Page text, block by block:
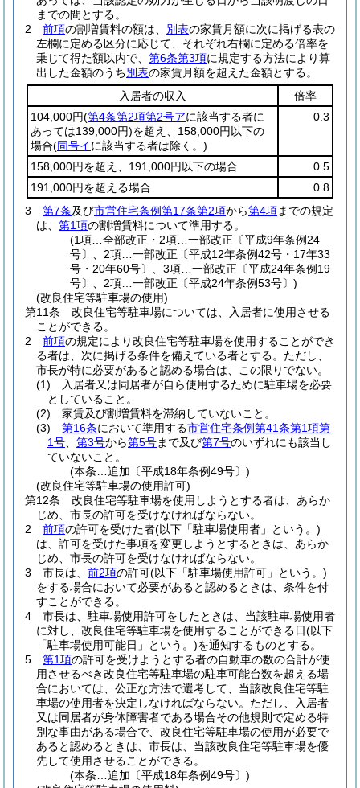
までの間とする。
2
前項の割増賃料の額は、 別表の家賃月額に次に掲げる表の
左欄に定める区分に応じて、それぞれ右欄に定める倍率を
乗じて得た額以内で、 第6条第3項に規定する方法により算
出した金額のうち別表の家賃月額を超えた金額とする。
入居者の収入
倍率
104,000円(第4条第2項第2号アに該当する者に
あっては139,000円)を超え、158,000円以下の
場合(同号イに該当する者は除く。)
0.3
158,000円を超え、191,000円以下の場合
0.5
191,000円を超える場合
0.8
3
第7条及び市営住宅条例第17条第2項から第4項までの規定
は、 第1項の割増賃料について準用する。
(1項…全部改正・2項…一部改正〔平成9年条例24
号〕、2項…一部改正〔平成12年条例42号・17年33
号・20年60号〕、3項…一部改正〔平成24年条例19
号〕、2項…一部改正〔平成24年条例53号〕)
(改良住宅等駐車場の使用)
第11条
改良住宅等駐車場については、入居者に使用させる
ことができる。
2
前項の規定により改良住宅等駐車場を使用することができ
る者は、次に掲げる条件を備えている者とする。 ただし、
市長が特に必要があると認める場合は、この限りでない。
(1)
入居者又は同居者が自ら使用するために駐車場を必要
としていること。
(2)
家賃及び割増賃料を滞納していないこと。
(3)
第16条において準用する市営住宅条例第41条第1項第
1号
第3号から第5号まで及び第7号のいずれにも該当し
ていないこと。
(本条…追加〔平成18年条例49号〕)
(改良住宅等駐車場の使用許可)
第12条
改良住宅等駐車場を使用しようとする者は、あらか
じめ、市長の許可を受けなければならない。
2
前項の許可を受けた者(以下「駐車場使用者」という。)
は、許可を受けた事項を変更しようとするときは、あらか
じめ、市長の許可を受けなければならない。
3
市長は、 前2項の許可(以下「駐車場使用許可」という。)
をする場合において必要があると認めるときは、条件を付
すことができる。
4
市長は、駐車場使用許可をしたときは、当該駐車場使用者
に対し、改良住宅等駐車場を使用することができる日(以下
「駐車場使用可能日」という。)を通知するものとする。
5
第1項の許可を受けようとする者の自動車の数の合計が使
用させるべき改良住宅等駐車場の駐車可能台数を超える場
合においては、公正な方法で選考して、当該改良住宅等駐
車場の使用者を決定しなければならない。 ただし、入居者
又は同居者が身体障害者である場合その他規則で定める特
別な事由がある場合で、改良住宅等駐車場の使用が必要で
あると認めるときは、市長は、当該改良住宅等駐車場を優
先して使用させることができる。
(本条…追加〔平成18年条例49号〕)